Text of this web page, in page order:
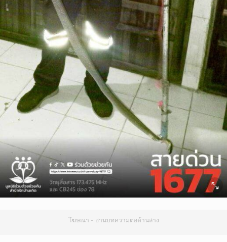
โฆษณา - อ่านบทความต่อด้านล่าง